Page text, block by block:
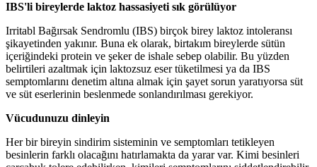
IBS'li bireylerde laktoz hassasiyeti sık görülüyor
Irritabl Bağırsak Sendromlu (IBS) birçok birey laktoz intoleransı
şikayetinden yakınır. Buna ek olarak, birtakım bireylerde sütün
içeriğindeki protein ve şeker de ishale sebep olabilir. Bu yüzden
belirtileri azaltmak için laktozsuz eser tüketilmesi ya da IBS
semptomlarını denetim altına almak için şayet sorun yaratıyorsa süt
ve süt eserlerinin beslenmede sonlandırılması gerekiyor.
Vücudunuzu dinleyin
Her bir bireyin sindirim sisteminin ve semptomları tetikleyen
besinlerin farklı olacağını hatırlamakta da yarar var. Kimi besinleri